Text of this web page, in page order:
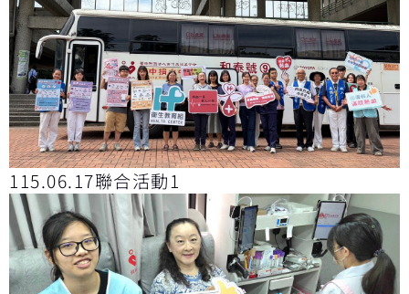
115.06.17聯合活動1